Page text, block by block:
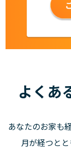
よくあ
あなたのお家も
月が経つと